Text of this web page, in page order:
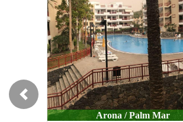
Arona / Palm MarArona / Buzanada
Previous